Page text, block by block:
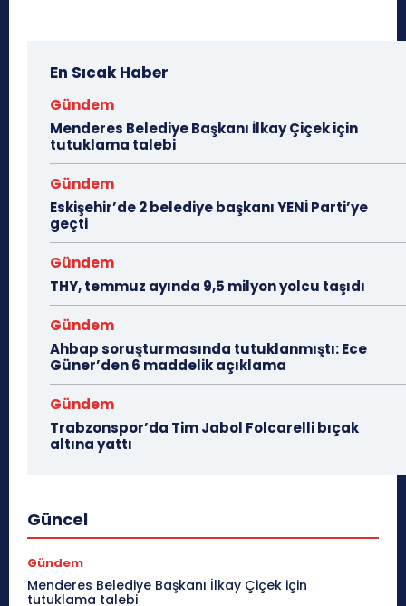
En Sıcak Haber
Gündem
Menderes Belediye Başkanı İlkay Çiçek için
tutuklama talebi
Gündem
Eskişehir’de 2 belediye başkanı YENİ Parti’ye
geçti
Gündem
THY, temmuz ayında 9,5 milyon yolcu taşıdı
Gündem
Ahbap soruşturmasında tutuklanmıştı: Ece
Güner’den 6 maddelik açıklama
Gündem
Trabzonspor’da Tim Jabol Folcarelli bıçak
altına yattı
Güncel
Gündem
Menderes Belediye Başkanı İlkay Çiçek için
tutuklama talebi